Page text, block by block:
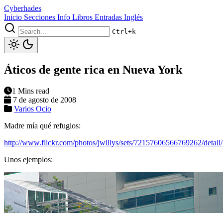
Cyberhades
Inicio Secciones Info Libros Entradas Inglés
Ctrl+k
Áticos de gente rica en Nueva York
1 Mins read
7 de agosto de 2008
Varios Ocio
Madre mía qué refugios:
http://www.flickr.com/photos/jwillys/sets/72157606566769262/detail/
Unos ejemplos: